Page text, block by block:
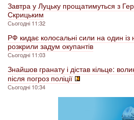
Завтра у Луцьку прощатимуться з
Скрицьким
Сьогодні 11:32
РФ кидає колосальні сили на один із
розкрили задум окупантів
Сьогодні 11:03
Знайшов гранату і дістав кільце:
після погроз поліції
Сьогодні 10:34